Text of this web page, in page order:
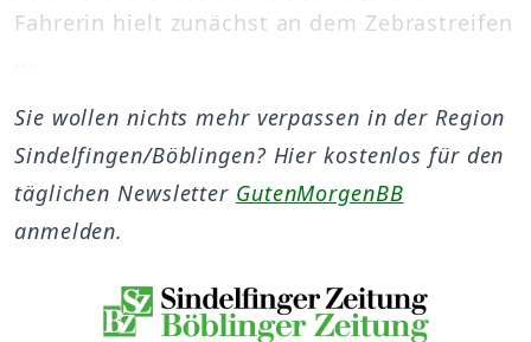
Fahrerin hielt zunächst an dem Zebrastreifen
Sie wollen nichts mehr verpassen in der Region
Sindelfingen/Böblingen? Hier kostenlos für den
täglichen Newsletter GutenMorgenBB
anmelden.